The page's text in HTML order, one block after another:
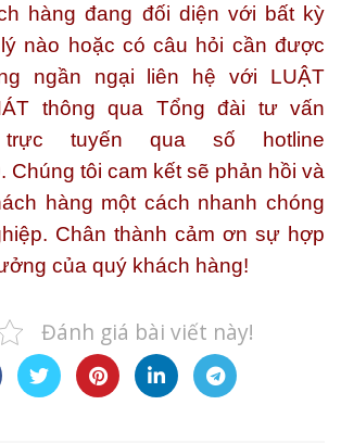
hàng đang đối diện với bất kỳ
nào hoặc có câu hỏi cần được
ngần ngại liên hệ với LUẬT
thông qua Tổng đài tư vấn
tuyến qua số hotline
. Chúng tôi cam kết sẽ phản hồi và
hàng một cách nhanh chóng
Chân thành cảm ơn sự hợp
của quý khách hàng!
Đánh giá bài viết này!